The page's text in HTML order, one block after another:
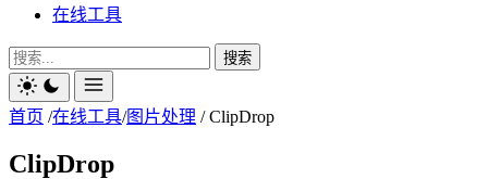
在线工具
搜索
首页 /在线工具/图片处理 / ClipDrop
ClipDrop